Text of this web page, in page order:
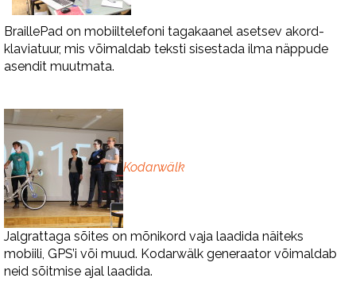
BraillePad on mobiiltelefoni tagakaanel asetsev akord-
klaviatuur, mis võimaldab teksti sisestada ilma näppude
asendit muutmata.
Kodarwälk
Jalgrattaga sõites on mõnikord vaja laadida näiteks
mobiili, GPS’i või muud. Kodarwälk generaator võimaldab
neid sõitmise ajal laadida.